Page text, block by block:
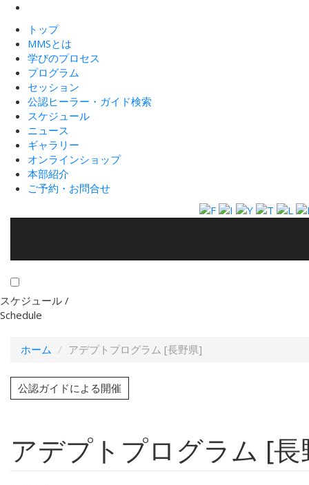
トップ
MMSとは
学びのプロセス
プログラム
セッション
公認ヒーラー・ガイド検索
スケジュール
ニュース
ギャラリー
オンラインショップ
本部紹介
ご予約・お問合せ
スケジュール /
Schedule
ホーム アデプトプログラム [長野県]
公認ガイドによる開催
アデプトプログラム [長